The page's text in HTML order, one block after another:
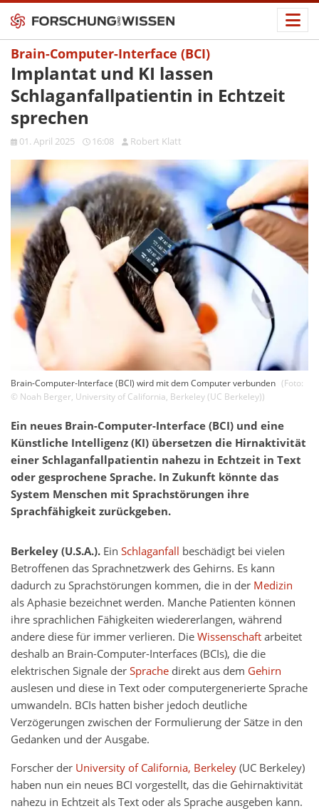
Brain-Computer-Interface (BCI)
Implantat und KI lassen
Schlaganfallpatientin in Echtzeit
sprechen
01. April 2025 16:08 Robert Klatt
Brain-Computer-Interface (BCI) wird mit dem Computer verbunden (Foto:
© Noah Berger, University of California, Berkeley (UC Berkeley))
Ein neues Brain-Computer-Interface (BCI) und eine
Künstliche Intelligenz (KI) übersetzen die Hirnaktivität
einer Schlaganfallpatientin nahezu in Echtzeit in Text
oder gesprochene Sprache. In Zukunft könnte das
System Menschen mit Sprachstörungen ihre
Sprachfähigkeit zurückgeben.
Berkeley (U.S.A.). Ein Schlaganfall beschädigt bei vielen
Betroffenen das Sprachnetzwerk des Gehirns. Es kann
dadurch zu Sprachstörungen kommen, die in der Medizin
als Aphasie bezeichnet werden. Manche Patienten können
ihre sprachlichen Fähigkeiten wiedererlangen, während
andere diese für immer verlieren. DieWissenschaftarbeitet
deshalb an Brain-Computer-Interfaces (BCIs), die die
elektrischen Signale derSprache direkt aus dem Gehirn
auslesen und diese in Text oder computergenerierte Sprache
umwandeln. BCIs hatten bisher jedoch deutliche
Verzögerungen zwischen der Formulierung der Sätze in den
Gedanken und der Ausgabe.
Forscher der University of California, Berkeley(UC Berkeley)
haben nun ein neues BCI vorgestellt, das die Gehirnaktivität
nahezu in Echtzeit als Text oder als Sprache ausgeben kann.